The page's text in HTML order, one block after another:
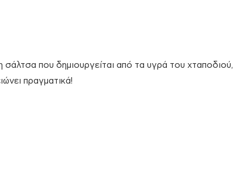
σάλτσα που δημιουργείται από τα υγρά του χταποδιού,
πραγματικά!